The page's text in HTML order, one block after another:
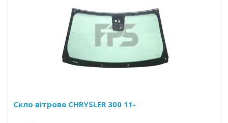
Скло вітрове CHRYSLER 300 11-